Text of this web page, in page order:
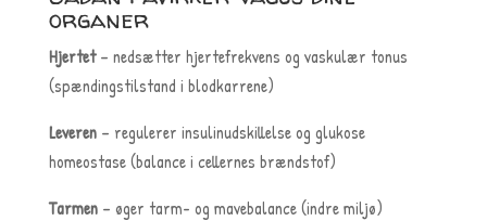
organer
Hjertet– nedsætter hjertefrekvens og vaskulær tonus
(spændingstilstand i blodkarrene)
Leveren– regulerer insulinudskillelse og glukose
homeostase (balance i cellernes brændstof)
Tarmen– øger tarm- og mavebalance (indre miljø)